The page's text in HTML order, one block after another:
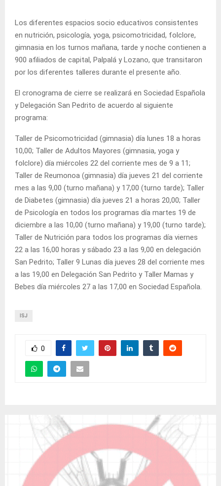
Los diferentes espacios socio educativos consistentes
en nutrición, psicología, yoga, psicomotricidad, folclore,
gimnasia en los turnos mañana, tarde y noche contienen a
900 afiliados de capital, Palpalá y Lozano, que transitaron
por los diferentes talleres durante el presente año.
El cronograma de cierre se realizará en Sociedad Española
y Delegación San Pedrito de acuerdo al siguiente
programa:
Taller de Psicomotricidad (gimnasia) día lunes 18 a horas
10,00; Taller de Adultos Mayores (gimnasia, yoga y
folclore) día miércoles 22 del corriente mes de 9 a 11;
Taller de Reumonoa (gimnasia) día jueves 21 del corriente
mes a las 9,00 (turno mañana) y 17,00 (turno tarde); Taller
de Diabetes (gimnasia) día jueves 21 a horas 20,00; Taller
de Psicología en todos los programas día martes 19 de
diciembre a las 10,00 (turno mañana) y 19,00 (turno tarde);
Taller de Nutrición para todos los programas día viernes
22 a las 16,00 horas y sábado 23 a las 9,00 en delegación
San Pedrito; Taller 9 Lunas día jueves 28 del corriente mes
a las 19,00 en Delegación San Pedrito y Taller Mamas y
Bebes día miércoles 27 a las 17,00 en Sociedad Española.
ISJ
0